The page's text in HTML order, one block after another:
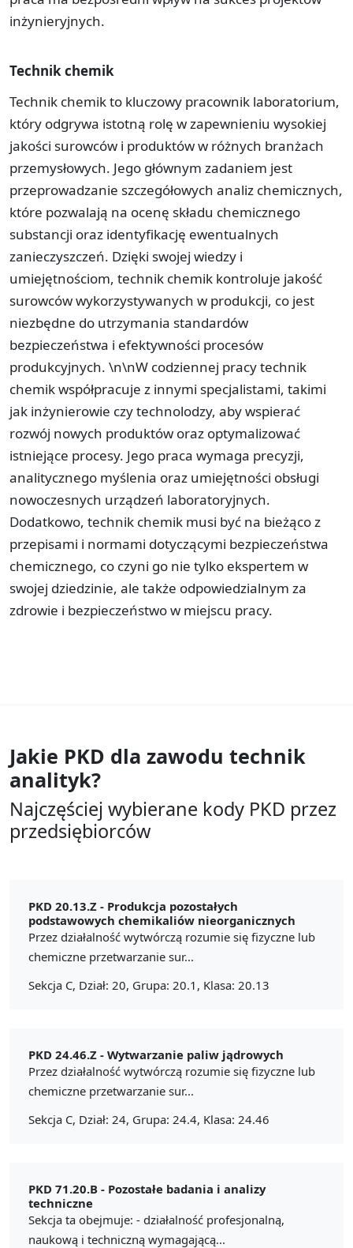
inżynieryjnych.
Technik chemik
Technik chemik to kluczowy pracownik laboratorium,
który odgrywa istotną rolę w zapewnieniu wysokiej
jakości surowców i produktów w różnych branżach
przemysłowych. Jego głównym zadaniem jest
przeprowadzanie szczegółowych analiz chemicznych,
które pozwalają na ocenę składu chemicznego
substancji oraz identyfikację ewentualnych
zanieczyszczeń. Dzięki swojej wiedzy i
umiejętnościom, technik chemik kontroluje jakość
surowców wykorzystywanych w produkcji, co jest
niezbędne do utrzymania standardów
bezpieczeństwa i efektywności procesów
produkcyjnych. \n\nW codziennej pracy technik
chemik współpracuje z innymi specjalistami, takimi
jak inżynierowie czy technolodzy, aby wspierać
rozwój nowych produktów oraz optymalizować
istniejące procesy. Jego praca wymaga precyzji,
analitycznego myślenia oraz umiejętności obsługi
nowoczesnych urządzeń laboratoryjnych.
Dodatkowo, technik chemik musi być na bieżąco z
przepisami i normami dotyczącymi bezpieczeństwa
chemicznego, co czyni go nie tylko ekspertem w
swojej dziedzinie, ale także odpowiedzialnym za
zdrowie i bezpieczeństwo w miejscu pracy.
Jakie PKD dla zawodu technik
analityk?
Najczęściej wybierane kody PKD przez
przedsiębiorców
PKD 20.13.Z - Produkcja pozostałych
podstawowych chemikaliów nieorganicznych
Przez działalność wytwórczą rozumie się fizyczne lub
chemiczne przetwarzanie sur...
Sekcja C, Dział: 20, Grupa: 20.1, Klasa: 20.13
PKD 24.46.Z - Wytwarzanie paliw jądrowych
Przez działalność wytwórczą rozumie się fizyczne lub
chemiczne przetwarzanie sur...
Sekcja C, Dział: 24, Grupa: 24.4, Klasa: 24.46
PKD 71.20.B - Pozostałe badania i analizy
techniczne
Sekcja ta obejmuje: - działalność profesjonalną,
naukową i techniczną wymagającą...